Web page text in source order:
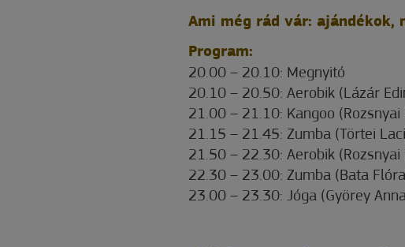
Ami még rád vár:
Program:
20.00 – 20.10: Megnyitó
20.10 – 20.50: Aerobik (Lázár
21.00 – 21.10: Kangoo (Rozsnyai
21.15 – 21.45: Zumba (Törtei
21.50 – 22.30: Aerobik (Rozsnyai
22.30 – 23.00: Zumba (Bata
23.00 – 23.30: Jóga (Györey